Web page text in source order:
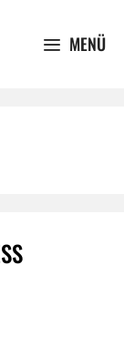
MENÜ